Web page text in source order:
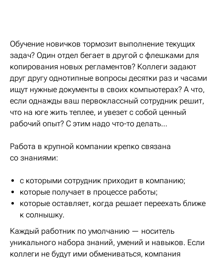
Обучение новичков тормозит выполнение текущих
задач? Один отдел бегает в другой с флешками для
копирования новых регламентов? Коллеги задают
друг другу однотипные вопросы десятки раз и часами
ищут нужные документы в своих компьютерах? А что,
если однажды ваш первоклассный сотрудник решит,
что на юге жить теплее, и увезет с собой ценный
рабочий опыт? С этим надо что-то делать…
Работа в крупной компании крепко связана
со знаниями:
с которыми сотрудник приходит в компанию;
которые получает в процессе работы;
которые оставляет, когда решает переехать ближе
к солнышку.
Каждый работник по умолчанию — носитель
уникального набора знаний, умений и навыков. Если
коллеги не будут ими обмениваться, компания